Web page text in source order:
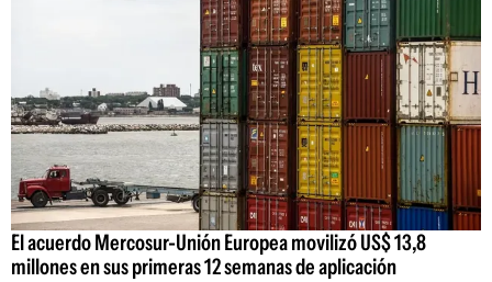
El acuerdo Mercosur-Unión Europea movilizó US$ 13,8
millones en sus primeras 12 semanas de aplicación